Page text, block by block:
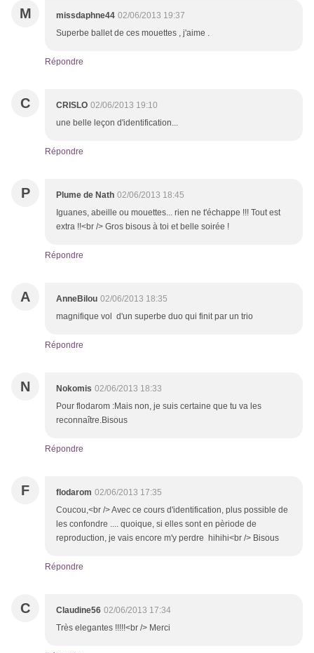
M missdaphne44 02/06/2013 19:37
Superbe ballet de ces mouettes , j'aime .
Répondre
C CRISLO 02/06/2013 19:10
une belle leçon d'identification...
Répondre
P Plume de Nath 02/06/2013 18:45
Iguanes, abeille ou mouettes... rien ne t'échappe !!! Tout est
extra !!<br /> Gros bisous à toi et belle soirée !
Répondre
A AnneBilou 02/06/2013 18:35
magnifique vol d'un superbe duo qui finit par un trio
Répondre
N Nokomis 02/06/2013 18:33
Pour flodarom :Mais non, je suis certaine que tu va les
reconnaître.Bisous
Répondre
F flodarom 02/06/2013 17:35
Coucou,<br /> Avec ce cours d'identification, plus possible de
les confondre .... quoique, si elles sont en pèriode de
reproduction, je vais encore m'y perdre hihihi<br /> Bisous
Répondre
C Claudine56 02/06/2013 17:34
Très elegantes !!!!!<br /> Merci